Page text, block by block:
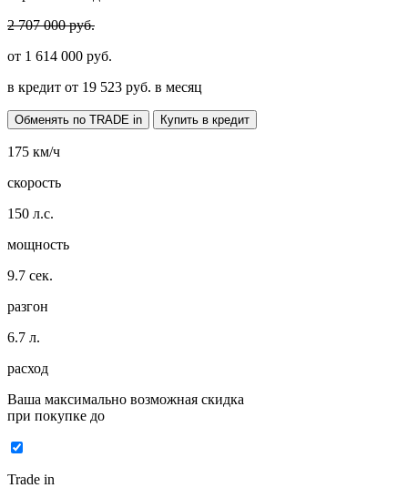
2 707 000 руб.
от 1 614 000 руб.
в кредит от 19 523 руб. в месяц
Обменять по TRADE in Купить в кредит
175 км/ч
скорость
150 л.с.
мощность
9.7 сек.
разгон
6.7 л.
расход
Ваша максимально возможная скидка
при покупке до
Trade in